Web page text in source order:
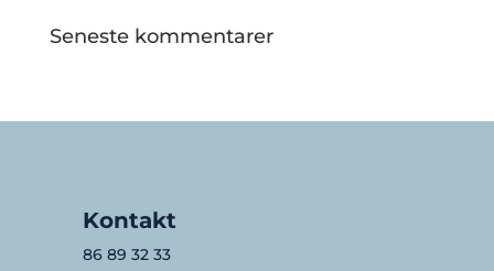
Seneste kommentarer
Kontakt
86 89 32 33